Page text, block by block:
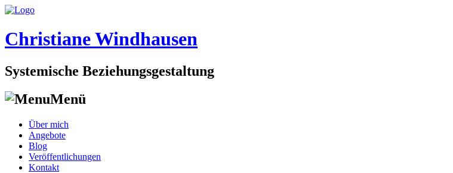
Christiane Windhausen
Systemische Beziehungsgestaltung
Menü
Skip
content
Über mich
Angebote
Blog
Veröffentlichungen
Kontakt